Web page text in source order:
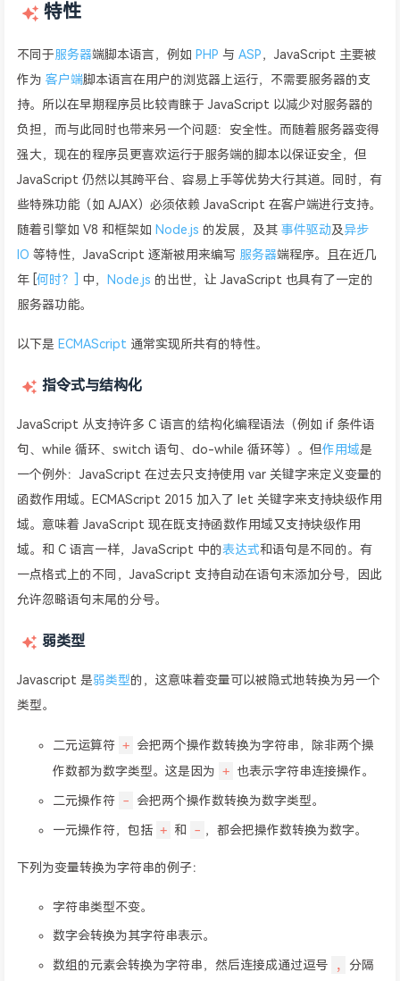
特性
不同于服务器端脚本语言，例如 PHP 与 ASP ，JavaScript 主要被
作为 客户端脚本语言在用户的浏览器上运行，不需要服务器的支
持。所以在早期程序员比较青睐于 JavaScript 以减少对服务器的
负担，而与此同时也带来另一个问题：安全性。而随着服务器变得
强大，现在的程序员更喜欢运行于服务端的脚本以保证安全，但
JavaScript 仍然以其跨平台、容易上手等优势大行其道。同时，有
些特殊功能（如 AJAX）必须依赖 JavaScript 在客户端进行支持。
随着引擎如 V8 和框架如 Node.js 的发展，及其 事件驱动及异步
IO 等特性，JavaScript 逐渐被用来编写 服务器端程序。且在近几
年 [ 何时？] 中， Node.js 的出世，让 JavaScript 也具有了一定的
服务器功能。
以下是 ECMAScript 通常实现所共有的特性。
指令式与结构化
JavaScript 从支持许多 C 语言的结构化编程语法（例如 if 条件语
句、while 循环、switch 语句、do-while 循环等）。但作用域是
一个例外：JavaScript 在过去只支持使用 var 关键字来定义变量的
函数作用域。ECMAScript 2015 加入了 let 关键字来支持块级作用
域。意味着 JavaScript 现在既支持函数作用域又支持块级作用
域。和 C 语言一样，JavaScript 中的表达式和语句是不同的。有
一点格式上的不同，JavaScript 支持自动在语句末添加分号，因此
允许忽略语句末尾的分号。
弱类型
Javascript 是弱类型的，这意味着变量可以被隐式地转换为另一个
类型。
二元运算符 + 会把两个操作数转换为字符串，除非两个操
作数都为数字类型。这是因为 + 也表示字符串连接操作。
二元操作符 - 会把两个操作数转换为数字类型。
一元操作符，包括 + 和 - ，都会把操作数转换为数字。
下列为变量转换为字符串的例子：
字符串类型不变。
数字会转换为其字符串表示。
数组的元素会转换为字符串，然后连接成通过逗号 , 分隔